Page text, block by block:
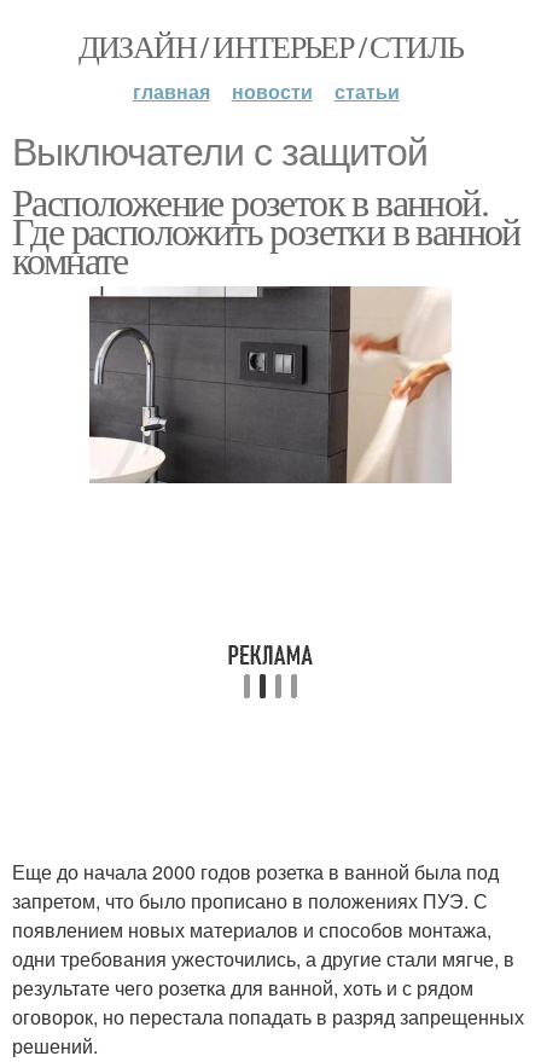
ДИЗАЙН / ИНТЕРЬЕР / СТИЛЬ
главная новости статьи
Выключатели с защитой
Расположение розеток в ванной.
Где расположить розетки в ванной
комнате
Еще до начала 2000 годов розетка в ванной была под
запретом, что было прописано в положениях ПУЭ. С
появлением новых материалов и способов монтажа,
одни требования ужесточились, а другие стали мягче, в
результате чего розетка для ванной, хоть и с рядом
оговорок, но перестала попадать в разряд запрещенных
решений.